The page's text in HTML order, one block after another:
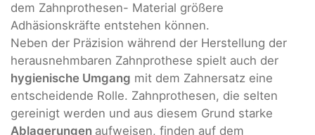
dem Zahnprothesen- Material größere
Adhäsionskräfte entstehen können.
Neben der Präzision während der Herstellung der
herausnehmbaren Zahnprothese spielt auch der
hygienische Umgang mit dem Zahnersatz eine
entscheidende Rolle. Zahnprothesen, die selten
gereinigt werden und aus diesem Grund starke
Ablagerungen aufweisen, finden auf dem